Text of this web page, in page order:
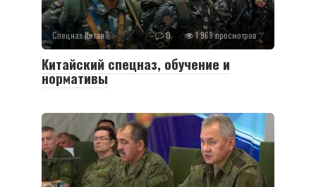
Спецназ Китая 0 1 969 просмотров
Китайский спецназ, обучение и
нормативы